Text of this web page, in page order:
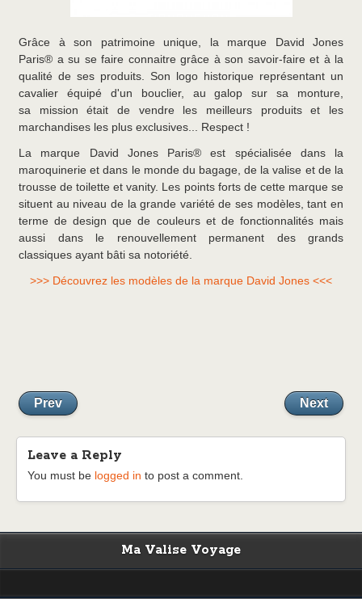
Grâce à son patrimoine unique, la marque David Jones
Paris® a su se faire connaitre grâce à son savoir-faire et à la
qualité de ses produits. Son logo historique représentant un
cavalier équipé d'un bouclier, au galop sur sa monture,
sa mission était de vendre les meilleurs produits et les
marchandises les plus exclusives... Respect !
La marque David Jones Paris® est spécialisée dans la
maroquinerie et dans le monde du bagage, de la valise et de la
trousse de toilette et vanity. Les points forts de cette marque se
situent au niveau de la grande variété de ses modèles, tant en
terme de design que de couleurs et de fonctionnalités mais
aussi dans le renouvellement permanent des grands
classiques ayant bâti sa notoriété.
>>> Découvrez les modèles de la marque David Jones <<<
Prev Next
Leave a Reply
You must be logged in to post a comment.
Ma Valise Voyage